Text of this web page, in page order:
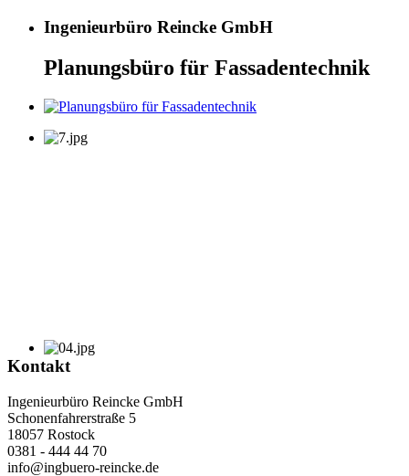
Ingenieurbüro Reincke GmbH
Planungsbüro für Fassadentechnik
Kontakt
Ingenieurbüro Reincke GmbH
Schonenfahrerstraße 5
18057 Rostock
0381 - 444 44 70
info@ingbuero-reincke.de